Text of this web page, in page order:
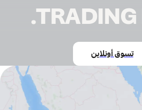
TRADING
تسوق أونلاين